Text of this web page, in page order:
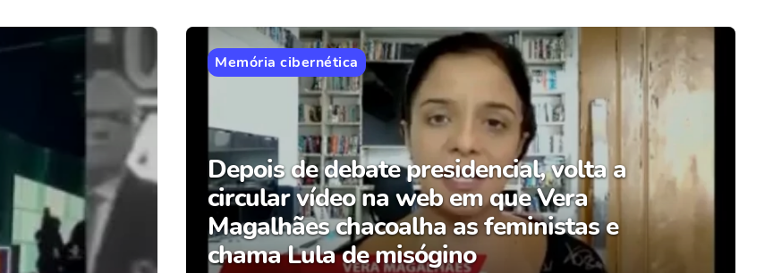
Depois de debate presidencial, volta a
circular vídeo na web em que Vera
Magalhães chacoalha as feministas e
chama Lula de misógino
Memória cibernética